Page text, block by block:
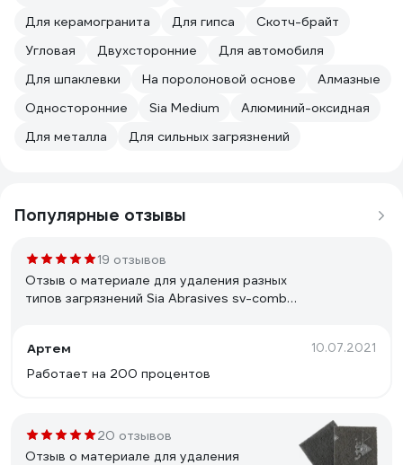
Для керамогранита
Для гипса
Скотч-брайт
Угловая
Двухсторонние
Для автомобиля
Для шпаклевки
На поролоновой основе
Алмазные
Односторонние
Sia Medium
Алюминий-оксидная
Для металла
Для сильных загрязнений
Популярные отзывы
19 отзывов
Отзыв о материале для удаления разных
типов загрязнений Sia Abrasives sv-combi-
Артем
10.07.2021
Работает на 200 процентов
20 отзывов
Отзыв о материале для удаления